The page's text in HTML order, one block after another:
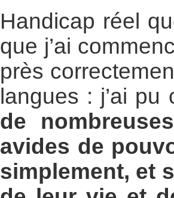
Handicap réel
que j’ai
près
langues : j’ai
de
avides de
simplement, et